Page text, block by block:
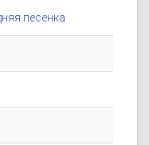
песенка